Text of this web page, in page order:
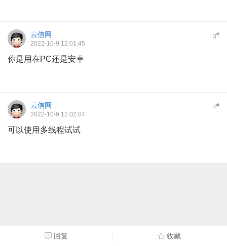
3#
云信网
2022-10-9 12:01:45
你是用在PC还是安卓
4#
云信网
2022-10-9 12:02:04
可以使用多线程试试
回复 收藏